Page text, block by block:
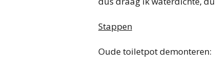
Stappen
Oude toiletpot demonteren: